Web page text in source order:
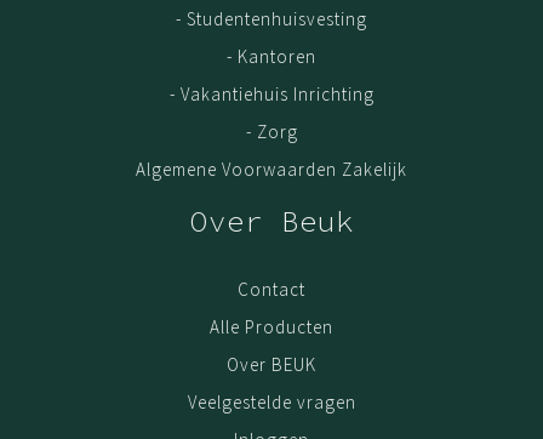
- Studentenhuisvesting
- Kantoren
- Vakantiehuis Inrichting
- Zorg
Algemene Voorwaarden Zakelijk
Over Beuk
Contact
Alle Producten
Over BEUK
Veelgestelde vragen